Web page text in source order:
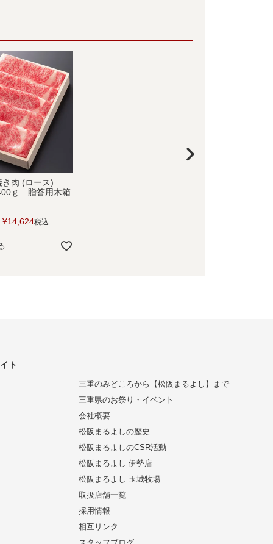
肉 (ロース)
ｇ 贈答用木箱
¥14,624税込
ト
三重のみどころから【松阪まるよし】まで
三重県のお祭り・イベント
会社概要
松阪まるよしの歴史
松阪まるよしのCSR活動
松阪まるよし 伊勢店
松阪まるよし 玉城牧場
取扱店舗一覧
採用情報
相互リンク